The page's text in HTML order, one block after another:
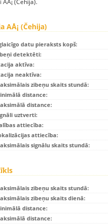
AÅ¡ (Čehija).
AÅ¡ (Čehija)
datu pieraksts kopš:
detektēti:
aktīva:
neaktīva:
zibeņu skaits stundā:
distance:
distance:
uztverti:
attiecība:
attiecība:
signālu skaits stundā:
zibeņu skaits stundā:
zibeņu skaits dienā:
distance:
distance: